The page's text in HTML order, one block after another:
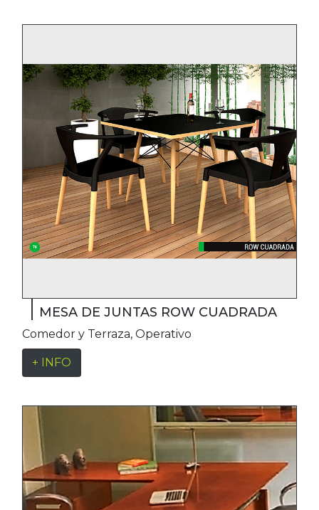
MESA DE JUNTAS ROW CUADRADA
Comedor y Terraza, Operativo
+ INFO